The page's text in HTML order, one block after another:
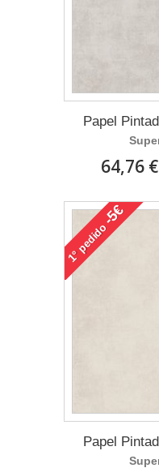
Papel
64,76 €
1°
pedido
-5€
Papel